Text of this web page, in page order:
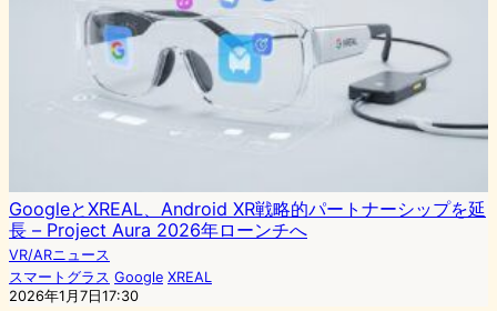
GoogleとXREAL、Android XR戦略的パートナーシップを延
長 – Project Aura 2026年ローンチへ
VR/ARニュース
スマートグラス Google XREAL
2026年1月7日17:30